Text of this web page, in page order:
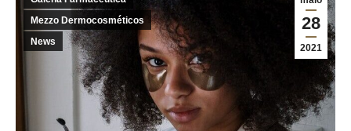
28
2021
Mezzo Dermocosméticos
News